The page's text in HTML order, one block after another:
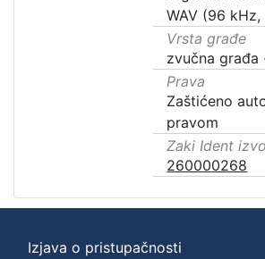
WAV (96
Vrsta građe
zvučna građa
Prava
Zaštićeno
pravom
Zaki Ident
260000268
Izjava o pristupačnosti